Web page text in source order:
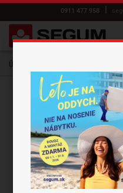
0911 477 958
Úvod
Záleží nám
Cookies používame